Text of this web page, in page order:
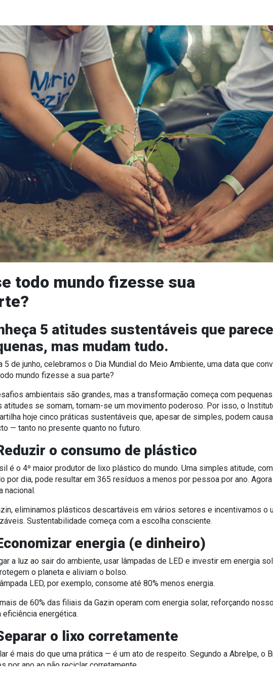
todo mundo fizesse sua
5 atitudes sustentáveis que
mas mudam tudo.
5 de junho, celebramos o Dia Mundial do Meio Ambiente, uma data que
mundo fizesse a sua parte?
ambientais são grandes, mas a transformação começa com
atitudes se somam, tornam-se um movimento poderoso. Por isso, o
hoje cinco práticas sustentáveis que, apesar de simples, podem
— tanto no presente quanto no futuro.
o consumo de plástico
é o 4º maior produtor de lixo plástico do mundo. Uma simples atitude,
por dia, pode resultar em 365 resíduos a menos por pessoa por ano.
nacional.
eliminamos plásticos descartáveis em vários setores e incentivamos o
. Sustentabilidade começa com a escolha consciente.
energia (e dinheiro)
a luz ao sair do ambiente, usar lâmpadas de LED e investir em energia
o planeta e aliviam o bolso.
LED, por exemplo, consome até 80% menos energia.
mais de 60% das filiais da Gazin operam com energia solar, reforçando
eficiência energética.
o lixo corretamente
é mais do que uma prática — é um ato de respeito. Segundo a Abrelpe, o
por ano ao não reciclar corretamente.